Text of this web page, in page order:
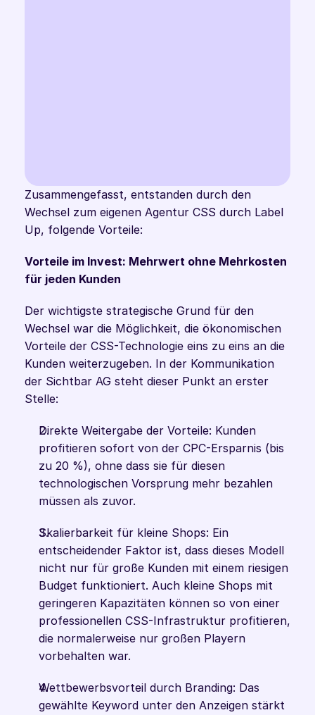
empfehlen, zu Label Up zu
gehen”
Jonas Jakobs
Zusammengefasst, entstanden durch den
Wechsel zum eigenen Agentur CSS durch Label
Up, folgende Vorteile:
Vorteile im Invest: Mehrwert ohne Mehrkosten
für jeden Kunden
Der wichtigste strategische Grund für den
Wechsel war die Möglichkeit, die ökonomischen
Vorteile der CSS-Technologie eins zu eins an die
Kunden weiterzugeben. In der Kommunikation
der Sichtbar AG steht dieser Punkt an erster
Stelle:
Direkte Weitergabe der Vorteile: Kunden
profitieren sofort von der CPC-Ersparnis (bis
zu 20 %), ohne dass sie für diesen
technologischen Vorsprung mehr bezahlen
müssen als zuvor.
Skalierbarkeit für kleine Shops: Ein
entscheidender Faktor ist, dass dieses Modell
nicht nur für große Kunden mit einem riesigen
Budget funktioniert. Auch kleine Shops mit
geringeren Kapazitäten können so von einer
professionellen CSS-Infrastruktur profitieren,
die normalerweise nur großen Playern
vorbehalten war.
Wettbewerbsvorteil durch Branding: Das
gewählte Keyword unter den Anzeigen stärkt